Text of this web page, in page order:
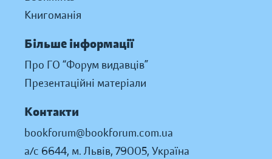
Книгоманія
Більше інформації
Про ГО “Форум видавців”
Презентаційні матеріали
Контакти
bookforum@bookforum.com.ua
а/с 6644, м. Львів, 79005, Україна